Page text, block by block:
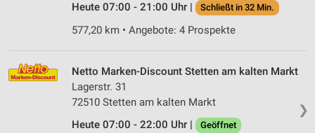
Heute 07:00 - 21:00 Uhr |
Schließt in 32 Min.
577,20 km • Angebote: 4 Prospekte
❯
Netto Marken-Discount Stetten am kalten Markt
Lagerstr. 31
72510 Stetten am kalten Markt
Heute 07:00 - 22:00 Uhr |
Geöffnet